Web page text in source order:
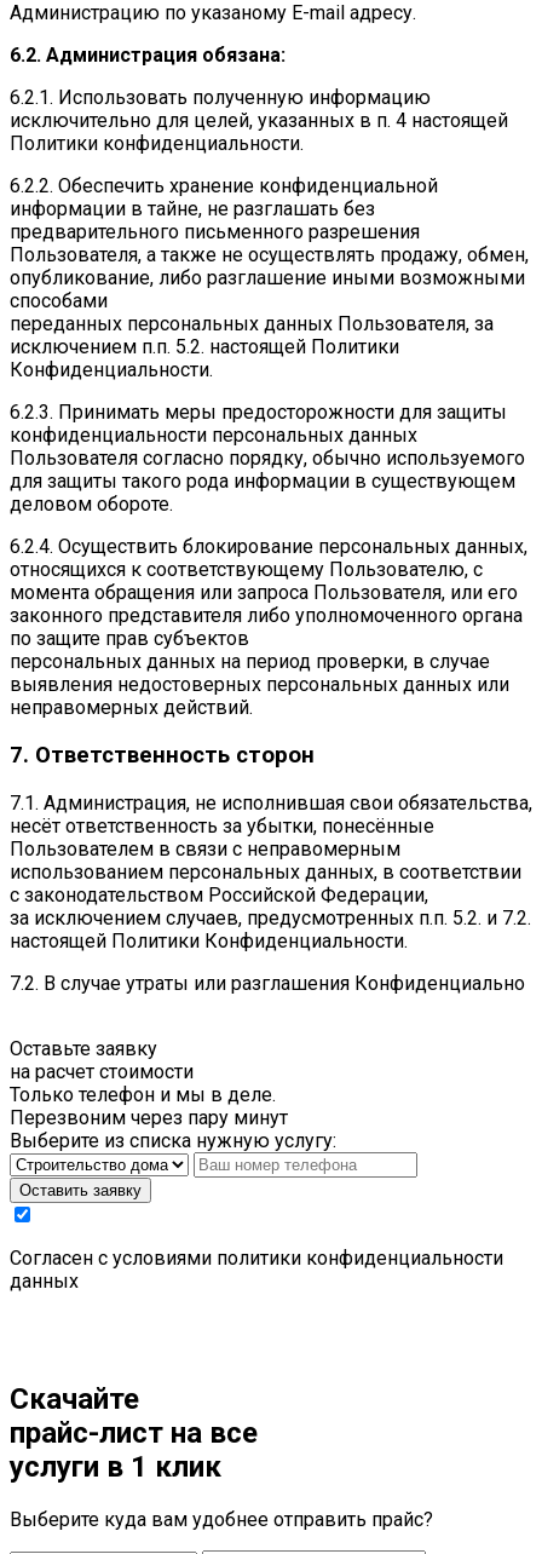
Администрацию по указаному E-mail адресу.
6.2. Администрация обязана:
6.2.1. Использовать полученную информацию
исключительно для целей, указанных в п. 4 настоящей
Политики конфиденциальности.
6.2.2. Обеспечить хранение конфиденциальной
информации в тайне, не разглашать без
предварительного письменного разрешения
Пользователя, а также не осуществлять продажу, обмен,
опубликование, либо разглашение иными возможными
способами
переданных персональных данных Пользователя, за
исключением п.п. 5.2. настоящей Политики
Конфиденциальности.
6.2.3. Принимать меры предосторожности для защиты
конфиденциальности персональных данных
Пользователя согласно порядку, обычно используемого
для защиты такого рода информации в существующем
деловом обороте.
6.2.4. Осуществить блокирование персональных данных,
относящихся к соответствующему Пользователю, с
момента обращения или запроса Пользователя, или его
законного представителя либо уполномоченного органа
по защите прав субъектов
персональных данных на период проверки, в случае
выявления недостоверных персональных данных или
неправомерных действий.
7. Ответственность сторон
7.1. Администрация, не исполнившая свои обязательства,
несёт ответственность за убытки, понесённые
Пользователем в связи с неправомерным
использованием персональных данных, в соответствии
с законодательством Российской Федерации,
за исключением случаев, предусмотренных п.п. 5.2. и 7.2.
настоящей Политики Конфиденциальности.
7.2. В случае утраты или разглашения Конфиденциально
Оставьте заявку
на расчет стоимости
Только телефон и мы в деле.
Перезвоним через пару минут
Выберите из списка нужную услугу:
Оставить заявку
Cогласен с условиями политики конфиденциальности
данных
Скачайте
прайс-лист на все
услуги в 1 клик
Выберите куда вам удобнее отправить прайс?